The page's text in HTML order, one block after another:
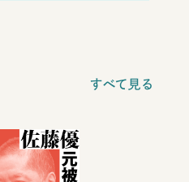
すべて見る